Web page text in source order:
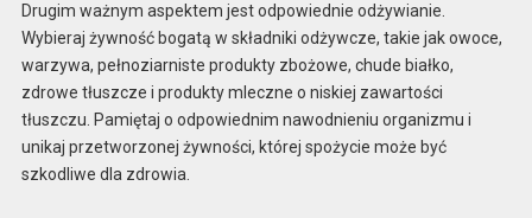
Drugim ważnym aspektem jest odpowiednie odżywianie.
Wybieraj żywność bogatą w składniki odżywcze, takie jak owoce,
warzywa, pełnoziarniste produkty zbożowe, chude białko,
zdrowe tłuszcze i produkty mleczne o niskiej zawartości
tłuszczu. Pamiętaj o odpowiednim nawodnieniu organizmu i
unikaj przetworzonej żywności, której spożycie może być
szkodliwe dla zdrowia.